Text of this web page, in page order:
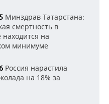
Минздрав Татарстана:
смертность в
находится на
минимуме
Россия нарастила
на 18% за